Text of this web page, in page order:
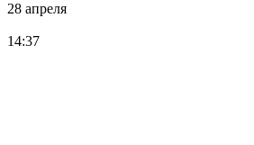
28 апреля
14:37